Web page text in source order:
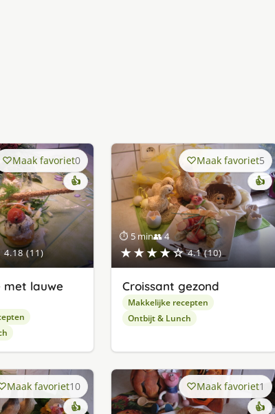
4.18 (11)
Maak favoriet0
👍
met lauwe
⏱ 5 min👥 4
★★★★☆ 4.1 (10)
Maak favoriet5
👍
Croissant gezond
Makkelijke recepten
Ontbijt & Lunch
Maak favoriet10
👍
Maak favoriet1
👍